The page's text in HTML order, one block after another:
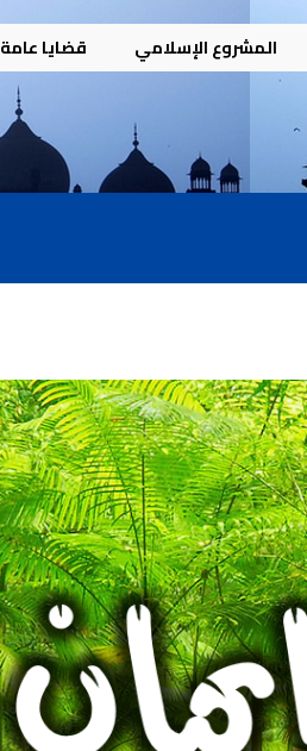
المشروع الإسلامي قضايا عامة